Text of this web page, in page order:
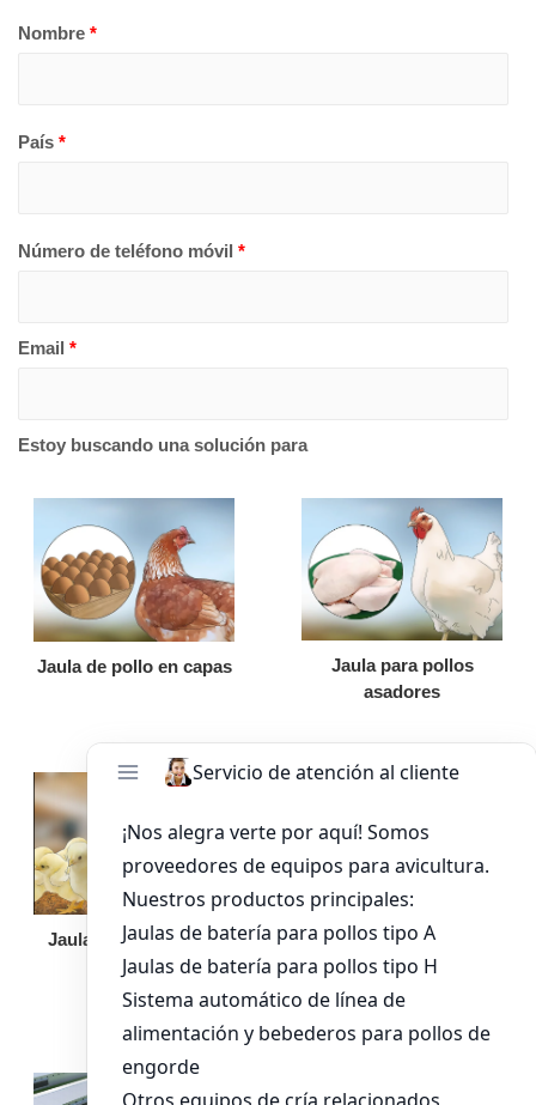
Nombre *
País *
Número de teléfono móvil *
Email *
Estoy buscando una solución para
Jaula de pollo en capas
Jaula para pollos
asadores
Jaula de pollo pollita
Bandeja de
alimentación para
pollos de engorde